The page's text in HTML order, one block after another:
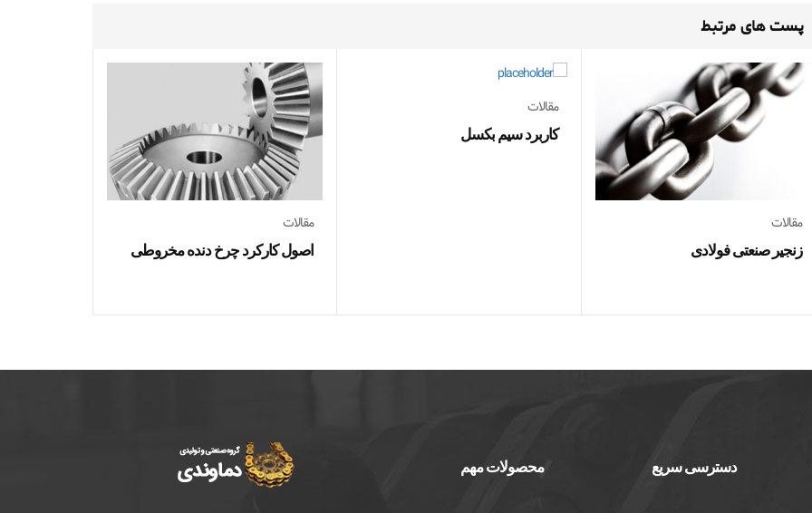
پست های مرتبط
مقالات
زنجیر صنعتی فولادی
مقالات
کاربرد سیم بکسل
مقالات
اصول کارکرد چرخ دنده مخروطی
دسترسی سریع محصولات مهم